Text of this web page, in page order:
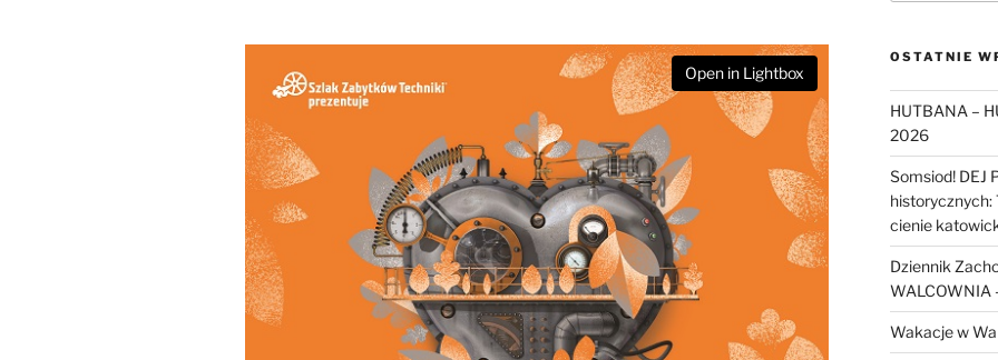
Open in Lightbox
OSTATNIE
HUTBANA –
2026
Somsiod! DEJ
historycznych:
cienie
Dziennik
WALCOWNIA
Wakacje w